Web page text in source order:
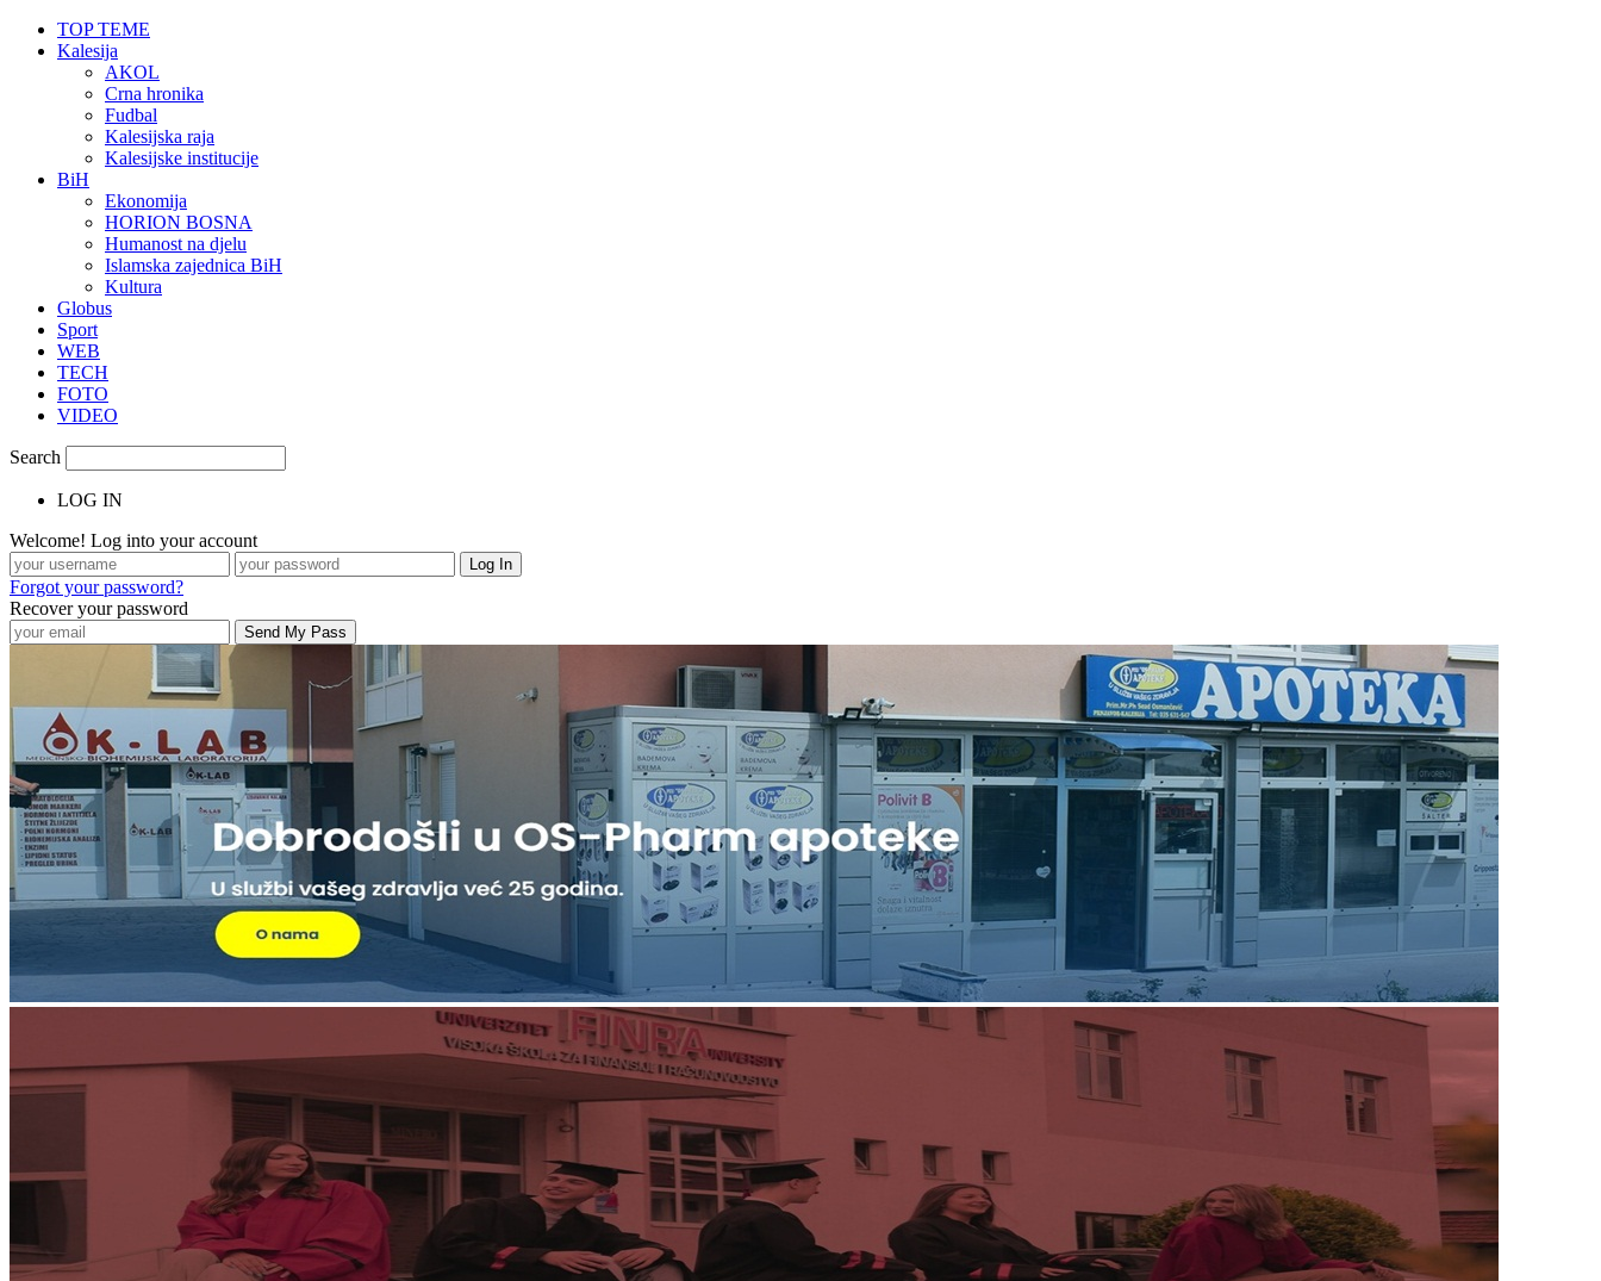
TOP TEME
Kalesija
AKOL
Crna hronika
Fudbal
Kalesijska raja
Kalesijske institucije
BiH
Ekonomija
HORION BOSNA
Humanost na djelu
Islamska zajednica BiH
Kultura
Globus
Sport
WEB
TECH
FOTO
VIDEO
Search
LOG IN
Welcome! Log into your account
Forgot your password?
Recover your password